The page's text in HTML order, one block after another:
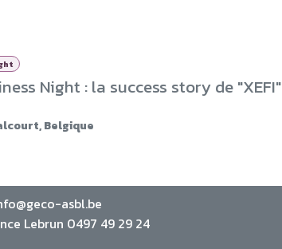
Night : la success story de "XEFI"
,Belgique
asbl.be
Lebrun 0497 49 29 24